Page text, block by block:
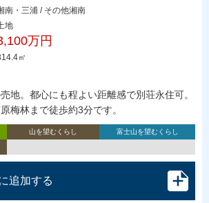
南・三浦 / その他湘南
地
万円
㎡
地。都心にも程よい距離感で別荘永住可。
梅林まで徒歩約3分です。
山を望むくらし
富士山を望むくらし
追加する